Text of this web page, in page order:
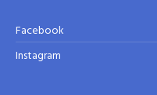
Facebook
Instagram